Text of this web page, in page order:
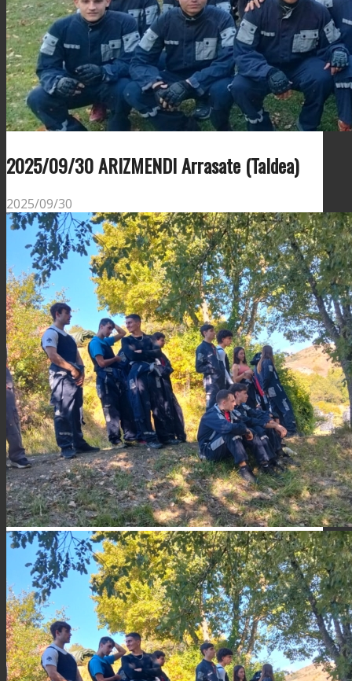
2025/09/30 ARIZMENDI Arrasate (Taldea)
2025/09/30